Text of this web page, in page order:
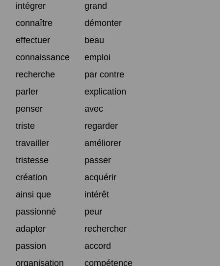
intégrer
grand
connaître
démonter
effectuer
beau
connaissance
emploi
recherche
par contre
parler
explication
penser
avec
triste
regarder
travailler
améliorer
tristesse
passer
création
acquérir
ainsi que
intérêt
passionné
peur
adapter
rechercher
passion
accord
organisation
compétence